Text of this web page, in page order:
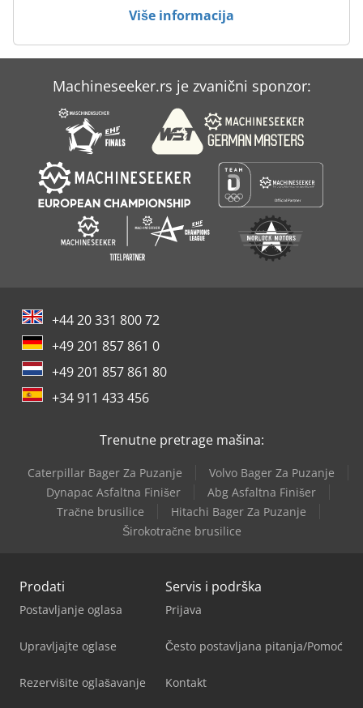
na osnovu zahteva proizvodnje. 8. Bezbednosne mere:
tokom rada. Prilikom izbora fabrike superfine kugle za
specifične zahteve vaše primene, karakteristike materijala
sa kojima radite i željenu konačnu raspodelu veličine
čestica. Uvek sledite uputstva proizvođača za rad,
održavanje i bezbednost kako biste obezbedili optimalne
performanse i dugovečnost opreme.
Više informacija
Machineseeker.rs je zvanični sponzor:
+44 20 331 800 72
+49 201 857 861 0
+49 201 857 861 80
+34 911 433 456
Trenutne pretrage mašina:
Caterpillar Bager Za Puzanje
Volvo Bager Za Puzanje
Dynapac Asfaltna Finišer
Abg Asfaltna Finišer
Tračne brusilice
Hitachi Bager Za Puzanje
Širokotračne brusilice
Prodati
Postavljanje oglasa
Upravljajte oglase
Rezervišite oglašavanje
Servis i podrška
Prijava
Često postavljana pitanja/Pomoć
Kontakt